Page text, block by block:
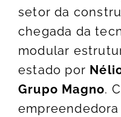
setor da
chegada da
modular
estado por
Grupo Magno.